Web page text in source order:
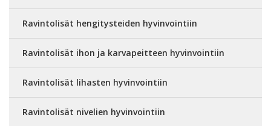
Ravintolisät hengitysteiden hyvinvointiin
Ravintolisät ihon ja karvapeitteen hyvinvointiin
Ravintolisät lihasten hyvinvointiin
Ravintolisät nivelien hyvinvointiin